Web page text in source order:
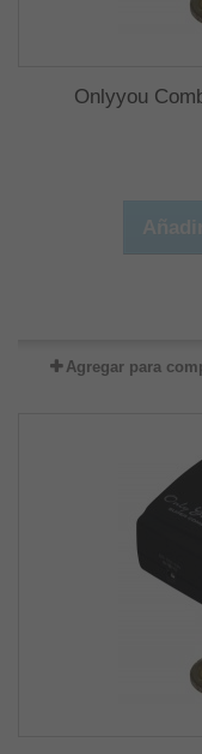
Onlyyou
Agregar para